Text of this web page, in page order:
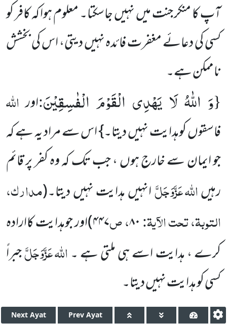
آپ کا منکر جنت میں نہیں جاسکتا۔ معلوم ہوا کہ کافر کو
کسی کی دعائے مغفرت فائدہ نہیں دیتی، اس کی بخشش
ناممکن ہے۔
{وَ اللّٰهُ لَا یَهْدِی الْقَوْمَ الْفٰسِقِیْنَ:اور اللہ
فاسقوں کوہدایت نہیں دیتا۔} اس سے مراد یہ ہے کہ
جو ایمان سے خارج ہوں ، جب تک کہ وہ کفر پر قائم
رہیںاللہعَزَّوَجَلَّانہیں ہدایت نہیں دیتا۔(مدارک،
التوبۃ، تحت الآیۃ:۸۰، ص۴۴۷)اور جوہدایت کاارادہ
کرے ، ہدایت اسے ہی ملتی ہے ۔اللہعَزَّوَجَلَّجبراً
کسی کو ہدایت نہیں دیتا۔
Next Ayat Prev Ayat